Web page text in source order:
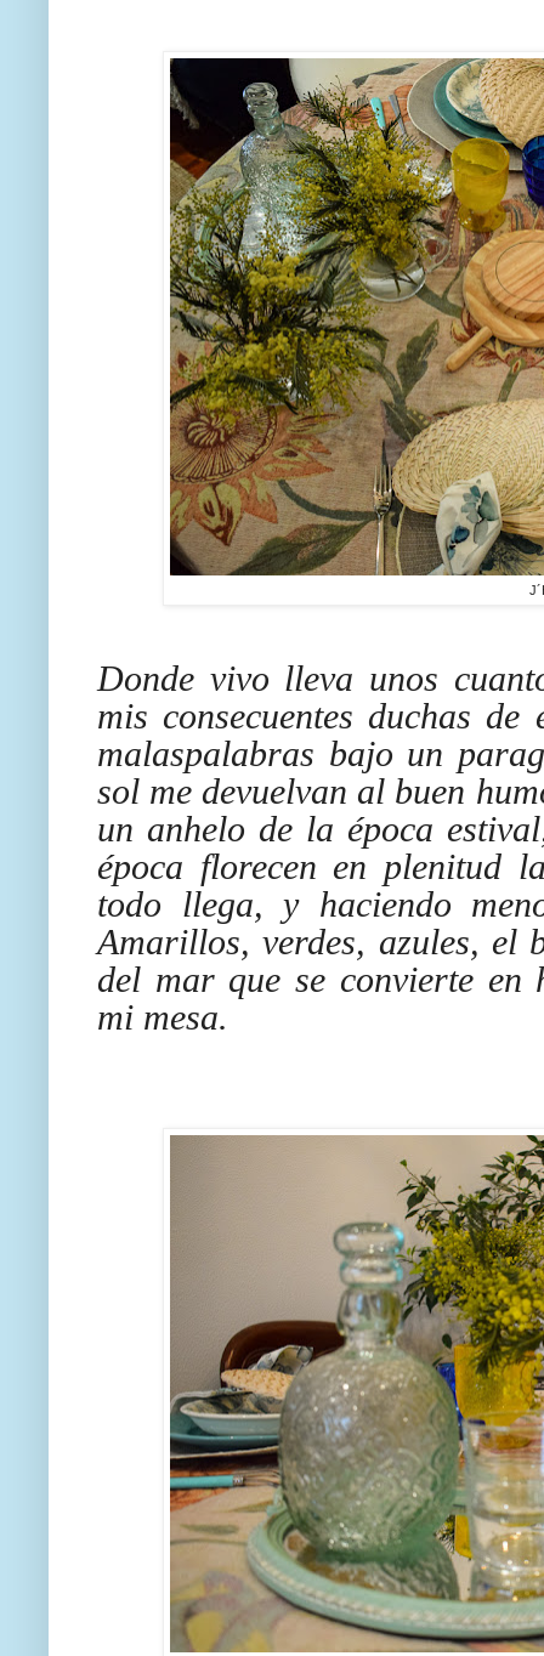
Donde vivo lleva unos
mis consecuentes duchas
malaspalabras bajo un
sol me devuelvan al buen
un anhelo de la época
época florecen en plenitud
todo llega, y haciendo
Amarillos, verdes, azules, el
del mar que se convierte en
mi mesa.